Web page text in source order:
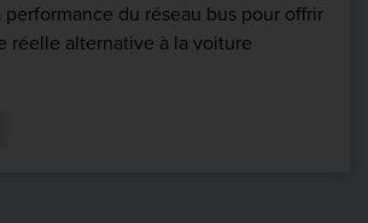
performance du réseau bus pour offrir
réelle alternative à la voiture